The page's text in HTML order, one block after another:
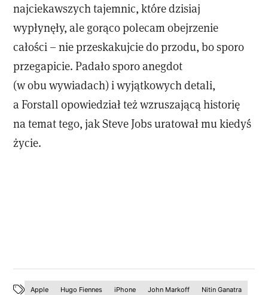
najciekawszych tajemnic, które dzisiaj
wypłynęły, ale gorąco polecam obejrzenie
całości – nie przeskakujcie do przodu, bo sporo
przegapicie. Padało sporo anegdot
(w obu wywiadach) i wyjątkowych detali,
a Forstall opowiedział też wzruszającą historię
na temat tego, jak Steve Jobs uratował mu kiedyś
życie.
Apple Hugo Fiennes iPhone John Markoff Nitin Ganatra